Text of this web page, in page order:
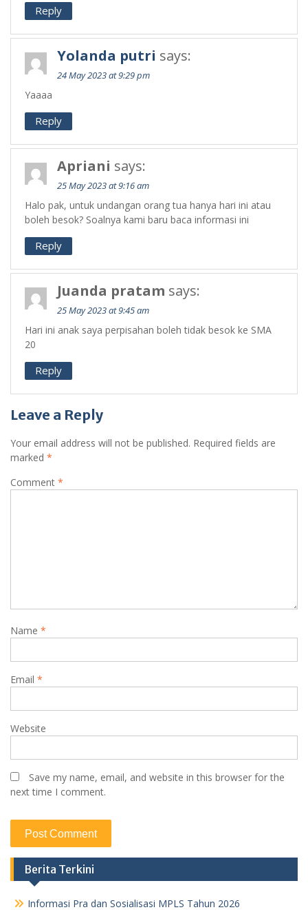
Reply
Yolanda putri says:
24 May 2023 at 9:29 pm
Yaaaa
Reply
Apriani says:
25 May 2023 at 9:16 am
Halo pak, untuk undangan orang tua hanya hari ini atau
boleh besok? Soalnya kami baru baca informasi ini
Reply
Juanda pratam says:
25 May 2023 at 9:45 am
Hari ini anak saya perpisahan boleh tidak besok ke SMA
20
Reply
Leave a Reply
Your email address will not be published. Required fields are
marked *
Comment *
Name *
Email *
Website
Save my name, email, and website in this browser for the
next time I comment.
Berita Terkini
Informasi Pra dan Sosialisasi MPLS Tahun 2026